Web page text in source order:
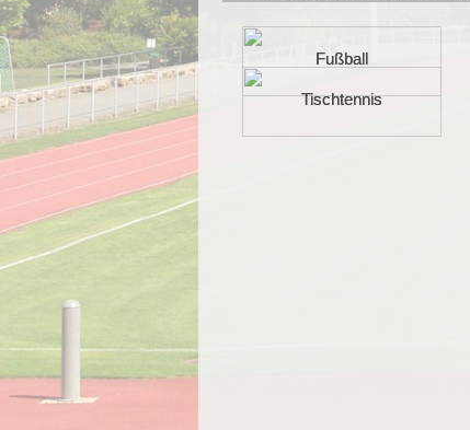
Fußball
Fußball
Tischtennis
Tischtennis